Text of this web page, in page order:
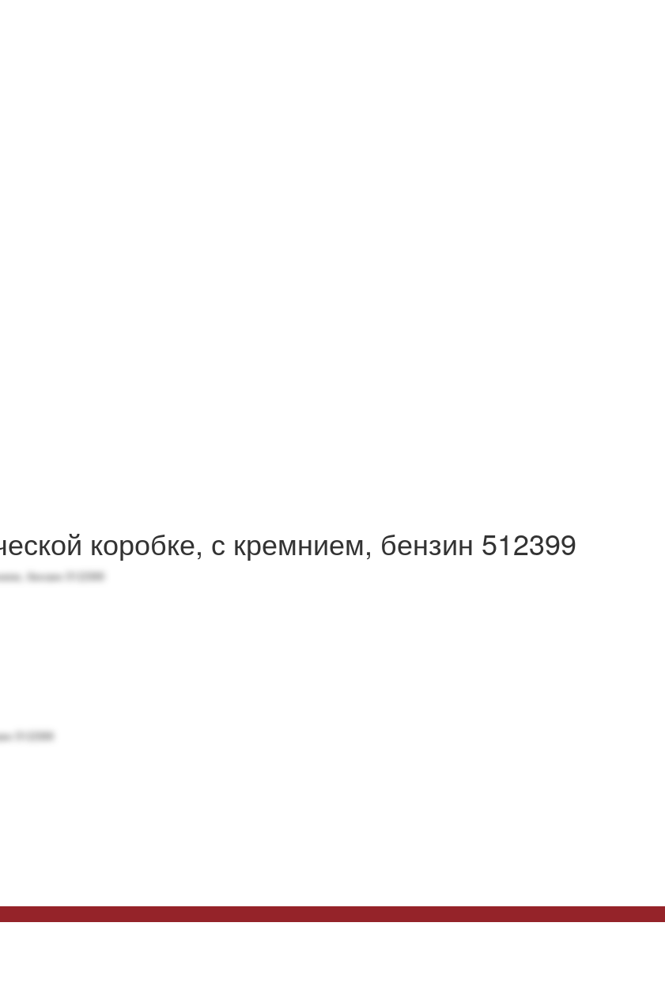
коробке, с кремнием, бензин 512399